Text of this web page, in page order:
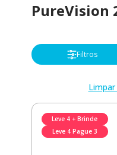
PureVision
Filtros
Leve 4 + Brinde
Leve 4 Pague 3